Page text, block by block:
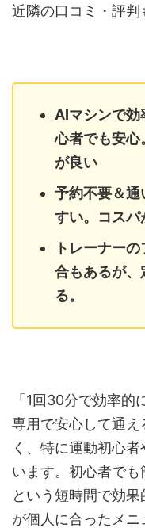
近隣の口コミ・評判
AIマシンで効
心者でも安心
が良い
予約不要＆通
すい。コスパ
トレーナー
合もあるが、
る。
「1回30分で効率
専用で安心して通
く、特に運動初心
います。初心者で
という短時間で効
が個人に合ったメ